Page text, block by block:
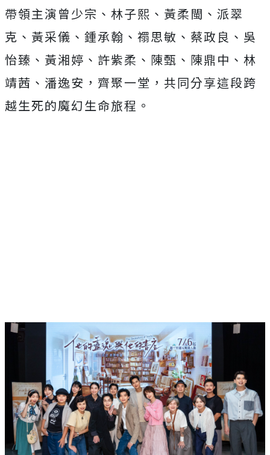
帶領主演曾少宗、林子熙、黃柔閩、派翠
克、黃采儀、鍾承翰、禤思敏、蔡政良、吳
怡臻、黃湘婷、許紫柔、陳甄、陳鼎中、林
靖茜、潘逸安，齊聚一堂，共同分享這段跨
越生死的魔幻生命旅程。